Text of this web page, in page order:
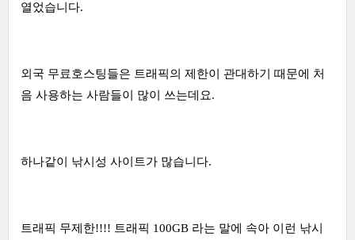
열었습니다.
외국 무료호스팅들은 트래픽의 제한이 관대하기 때문에 처
음 사용하는 사람들이 많이 쓰는데요.
하나같이 낚시성 사이트가 많습니다.
트래픽 무제한!!!! 트래픽 100GB 라는 말에 속아 이런 낚시